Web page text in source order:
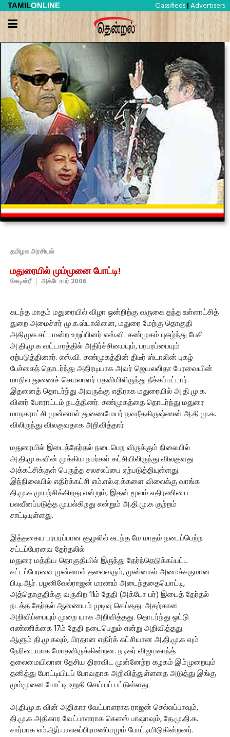
TAMILONLINE Classifieds | Advertisers
தமிழக அரசியல்
மதுரையில் மும்முனை போட்டி!
கேடிஸ்ரீ | அக்டோபர் 2006
கடந்த மாதம் மதுரையில் விழா ஒன்றிற்கு வருகை தந்த உள்ளாட்சித்
துறை அமைச்சர் மு.க.ஸ்டாலினை, மதுரை மேற்கு தொகுதி
அதிமுக சட்டமன்ற உறுப்பினர் எஸ்.வி. சண்முகம் புகழ்ந்து பேசி
அ.தி.மு.க வட்டாரத்தில் அதிர்ச்சியையும், பரபரப்பையும்
ஏற்படுத்தினார். எஸ்.வி. சண்முகத்தின் திடீர் ஸ்டாலின் புகழ்
பேச்சைத் தொடர்ந்து அதிரடியாக அவர் ஜெயலலிதா பேரவையின்
மாநில துணைச் செயலாளர் பதவியிலிருந்து நீக்கப்பட்டார்.
இதனைத் தொடர்ந்து அவருக்கு எதிராக மதுரையில் அ.தி.மு.க.
வினர் போராட்டம் நடத்தினர். சண்முகத்தை தொடர்ந்து மதுரை
மாநகராட்சி முன்னாள் துணைமேயர் நவநீதகிருஷ்ணன் அ.தி.மு.க.
விலிருந்து விலகுவதாக அறிவித்தார்.
மதுரையில் இடைத்தேர்தல் நடைபெற விருக்கும் நிலையில்
அ.தி.மு.க.வின் முக்கிய நபர்கள் கட்சியிலிருந்து விலகுவது
அக்கட்சிக்குள் பெருத்த சலசலப்பை ஏற்படுத்தியுள்ளது.
இந்நிலையில் எதிர்க்கட்சி எம்.எல்.ஏ.க்களை விலைக்கு வாங்க
தி.மு.க முயற்சிக்கிறது என்றும், இதன் மூலம் எதிரணியை
பலவீனப்படுத்த முயல்கிறது என்றும் அ.தி.மு.க குற்றம்
சாட்டியுள்ளது.
இத்தகைய பரபரப்பான சூழலில் கடந்த மே மாதம் நடைப்பெற்ற
சட்டப்பேரவை தேர்தலில்
மதுரை மத்திய தொகுதியில் இருந்து தேர்ந்தெடுக்கப்பட்ட
சட்டப்பேரவை முன்னாள் தலைவரும், முன்னாள் அமைச்சருமான
பி.டி.ஆர். பழனிவேல்ராஜன் மரணம் அடைந்ததையொட்டி,
அத்தொகுதிக்கு வருகிற 11ம் தேதி (அக்டோ பர்) இடைத் தேர்தல்
நடத்த தேர்தல் ஆணையம் முடிவு செய்தது. அதற்கான
அறிவிப்பையும் முறை யாக அறிவித்தது. தொடர்ந்து ஒட்டு
எண்ணிக்கை 17ம் தேதி நடைபெறும் என்று அறிவித்தது.
ஆளும் தி.மு.கவும், பிரதான எதிர்க் கட்சியான அ.தி.மு.க வும்
நேரிடையாக மோதவிருக்கின்றன. நடிகர் விஜயகாந்த்
தலைமையிலான தேசிய திராவிட முன்னேற்ற கழகம் இம்முறையும்
தனித்து போட்டியிடப் போவதாக அறிவித்துள்ளதை அடுத்து இங்கு
மும்முனை போட்டி உறுதி செய்யப் பட்டுள்ளது.
அ.தி.மு.க வின் அதிகார வேட்பாளராக ராஜன் செல்லப்பாவும்,
தி.மு.க அதிகார வேட்பாளராக கெளஸ் பாஷாவும், தே.மு.தி.க.
சார்பாக எம்.ஆர்.பாலசுப்பிரமணியமும் போட்டியிடுகின்றனர்.